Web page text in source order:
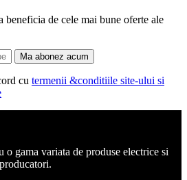
beneficia de cele mai bune oferte ale
Ma abonez acum
cu termenii &conditiile site-ului si
o gama variata de produse electrice si